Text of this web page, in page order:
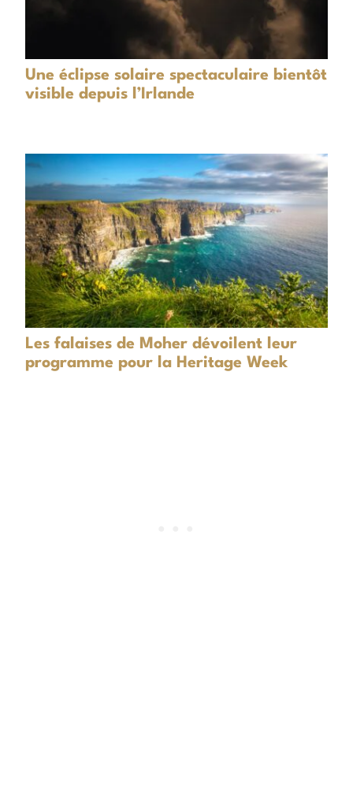
Une éclipse solaire spectaculaire bientôt
visible depuis l’Irlande
Les falaises de Moher dévoilent leur
programme pour la Heritage Week